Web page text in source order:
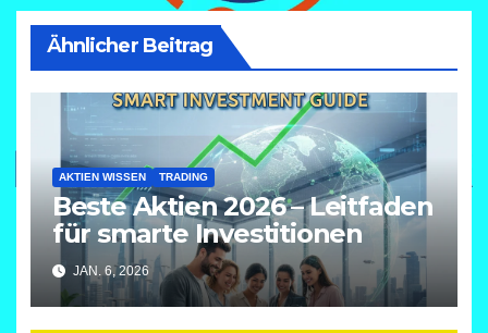
Ähnlicher Beitrag
AKTIEN WISSEN TRADING
Beste Aktien 2026 – Leitfaden
für smarte Investitionen
JAN. 6, 2026